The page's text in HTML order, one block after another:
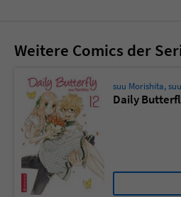
Weitere Comics der
suu Morishita,
Daily